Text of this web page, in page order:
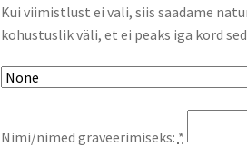
Kui viimistlust ei vali, siis saadame
kohustuslik väli, et ei peaks iga kord
Nimi/nimed graveerimiseks: *